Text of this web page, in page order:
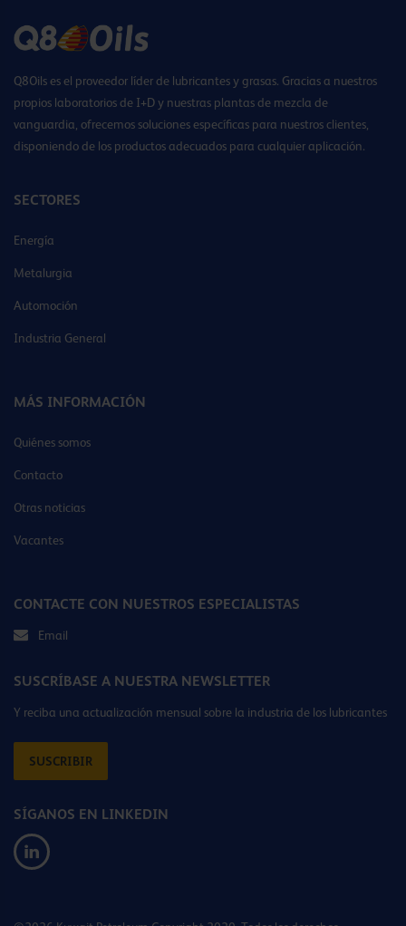
Q8Oils es el proveedor líder de lubricantes y grasas. Gracias a nuestros
propios laboratorios de I+D y nuestras plantas de mezcla de
vanguardia, ofrecemos soluciones específicas para nuestros clientes,
disponiendo de los productos adecuados para cualquier aplicación.
SECTORES
Energía
Metalurgia
Automoción
Industria General
MÁS INFORMACIÓN
Quiénes somos
Contacto
Otras noticias
Vacantes
CONTACTE CON NUESTROS ESPECIALISTAS
Email
SUSCRÍBASE A NUESTRA NEWSLETTER
Y reciba una actualización mensual sobre la industria de los lubricantes
SUSCRIBIR
SÍGANOS EN LINKEDIN